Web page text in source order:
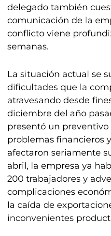
delegado también
comunicación de la
conflicto viene
semanas.
La situación actual se
dificultades que la
atravesando desde
diciembre del año
presentó un preventivo
problemas financieros
afectaron seriamente
abril, la empresa ya
200 trabajadores y
complicaciones
la caída de
inconvenientes